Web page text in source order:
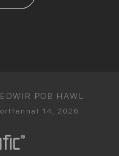
POB HAWL
14, 2026